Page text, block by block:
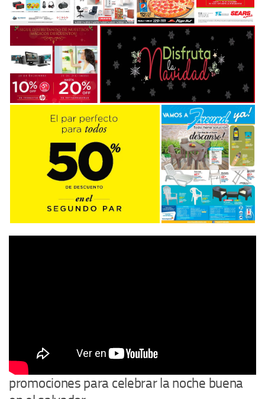
promociones para celebrar la noche buena